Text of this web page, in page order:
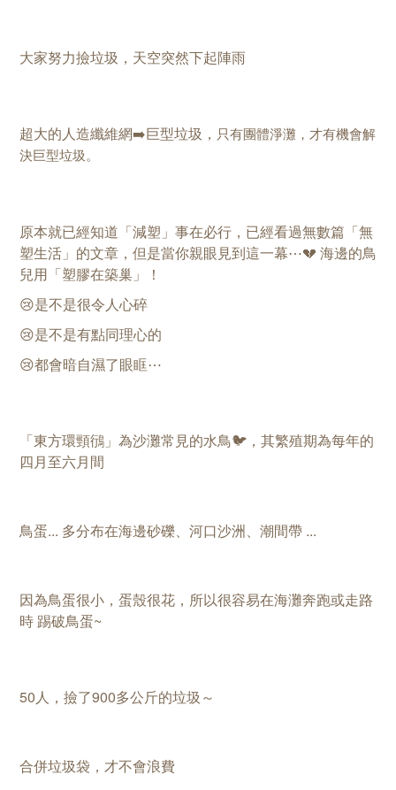
大家努力撿垃圾，天空突然下起陣雨
超大的人造纖維網➡️巨型垃圾， 只有團體淨灘，才有機會解
決巨型垃圾。
原本就已經知道 「減塑 」 事在必行，已經看過無數篇 「無
塑生活 」 的文章，但是當你親眼見到這一幕⋯💔 海邊的鳥
兒用「塑膠在築巢」！
😢是不是很令人心碎
😢是不是有點同理心的
😢都會暗自濕了眼眶⋯
「東方環頸鴴」為沙灘常見的水鳥🐦，其繁殖期為每年的
四月至六月間
鳥蛋... 多分布在海邊砂礫、河口沙洲、潮間帶 ...
因為鳥蛋很小，蛋殼很花，所以很容易在海灘奔跑或走路
時 踢破鳥蛋~
50人，撿了900多公斤的垃圾～
合併垃圾袋，才不會浪費